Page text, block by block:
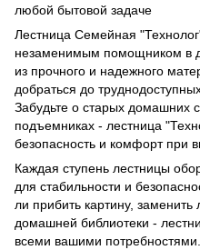
любой бытовой задаче
Лестница Семейная
незаменимым помощником в
из прочного и надежного
добраться до
Забудьте о старых домашних
подъемниках - лестница
безопасность и комфорт при
Каждая ступень лестницы
для стабильности и
ли прибить картину, заменить
домашней библиотеки -
всеми вашими